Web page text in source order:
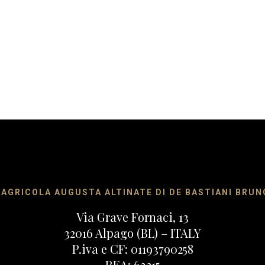
AUGUSTA ALTINATE DI DE BASTIANI
Via Grave Fornaci, 13
32016 Alpago (BL) – ITALY
P.iva e CF: 01193790258